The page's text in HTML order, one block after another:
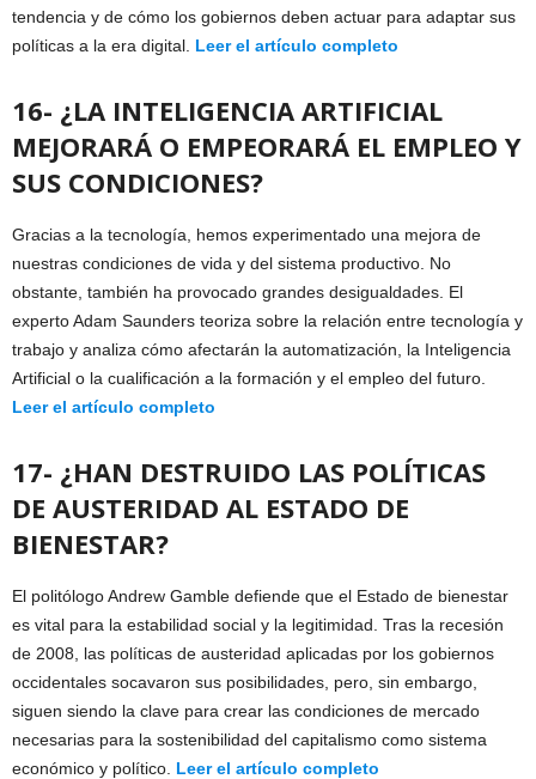
tendencia y de cómo los gobiernos deben actuar para adaptar sus
políticas a la era digital. Leer el artículo completo
16- ¿LA INTELIGENCIA ARTIFICIAL
MEJORARÁ O EMPEORARÁ EL EMPLEO Y
SUS CONDICIONES?
Gracias a la tecnología, hemos experimentado una mejora de
nuestras condiciones de vida y del sistema productivo. No
obstante, también ha provocado grandes desigualdades. El
experto Adam Saunders teoriza sobre la relación entre tecnología y
trabajo y analiza cómo afectarán la automatización, la Inteligencia
Artificial o la cualificación a la formación y el empleo del futuro.
Leer el artículo completo
17- ¿HAN DESTRUIDO LAS POLÍTICAS
DE AUSTERIDAD AL ESTADO DE
BIENESTAR?
El politólogo Andrew Gamble defiende que el Estado de bienestar
es vital para la estabilidad social y la legitimidad. Tras la recesión
de 2008, las políticas de austeridad aplicadas por los gobiernos
occidentales socavaron sus posibilidades, pero, sin embargo,
siguen siendo la clave para crear las condiciones de mercado
necesarias para la sostenibilidad del capitalismo como sistema
económico y político. Leer el artículo completo